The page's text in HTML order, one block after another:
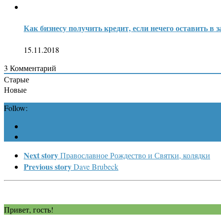
Как бизнесу получить кредит, если нечего оставить в
15.11.2018
3 Комментарий
Старые
Новые
Follow:
Next storyПравославное Рождество и Святки, колядки
Previous storyDave Brubeck
Привет, гость!